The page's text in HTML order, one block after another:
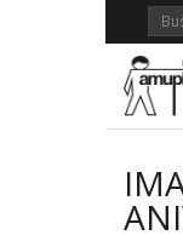
contenido